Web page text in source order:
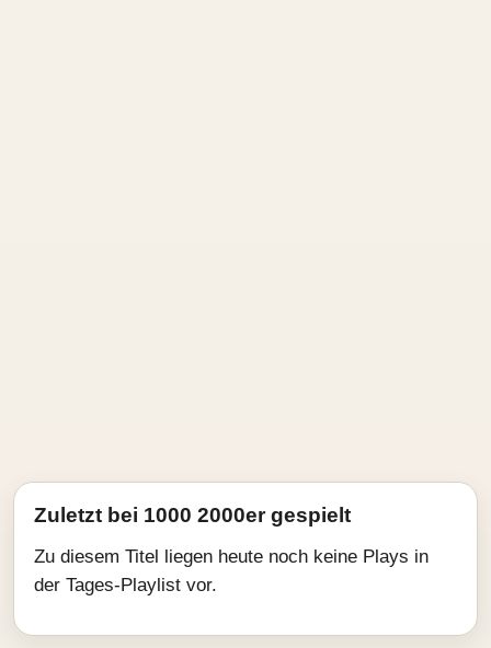
Zuletzt bei 1000 2000er gespielt
Zu diesem Titel liegen heute noch keine Plays in
der Tages-Playlist vor.